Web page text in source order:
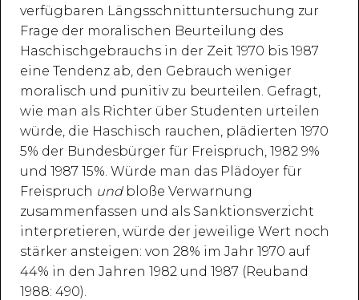
verfügbaren Längsschnittuntersuchung zur
Frage der moralischen Beurteilung des
Haschischgebrauchs in der Zeit 1970 bis 1987
eine Tendenz ab, den Gebrauch weniger
moralisch und punitiv zu beurteilen. Gefragt,
wie man als Richter über Studenten urteilen
würde, die Haschisch rauchen, plädierten 1970
5% der Bundesbürger für Freispruch, 1982 9%
und 1987 15%. Würde man das Plädoyer für
Freispruch undbloße Verwarnung
zusammenfassen und als Sanktionsverzicht
interpretieren, würde der jeweilige Wert noch
stärker ansteigen: von 28% im Jahr 1970 auf
44% in den Jahren 1982 und 1987 (Reuband
1988: 490).